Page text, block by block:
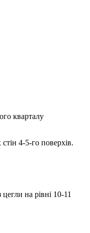
кварталу
4-5-го поверхів.
на рівні 10-11